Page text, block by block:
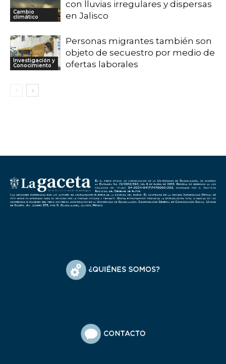
Cambio
climático
con lluvias irregulares y dispersas
en Jalisco
Investigación y
Conocimiento
Personas migrantes también son
objeto de secuestro por medio de
ofertas laborales